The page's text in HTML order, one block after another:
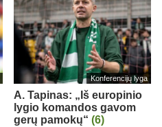
Konferencijų lyga
A. Tapinas: „Iš europinio
lygio komandos gavom
gerų pamokų“ (6)